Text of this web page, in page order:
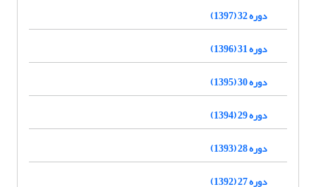
دوره 32 (1397)
دوره 31 (1396)
دوره 30 (1395)
دوره 29 (1394)
دوره 28 (1393)
دوره 27 (1392)